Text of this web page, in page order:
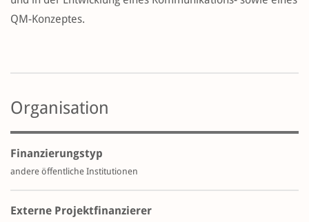
QM-Konzeptes.
Organisation
Finanzierungstyp
andere öffentliche Institutionen
Externe Projektfinanzierer